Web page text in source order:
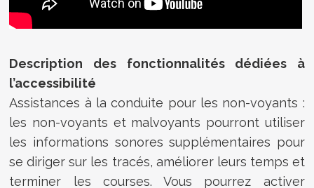
Description des fonctionnalités dédiées à
l’accessibilité
Assistances à la conduite pour les non-voyants :
les non-voyants et malvoyants pourront utiliser
les informations sonores supplémentaires pour
se diriger sur les tracés, améliorer leurs temps et
terminer les courses. Vous pourrez activer